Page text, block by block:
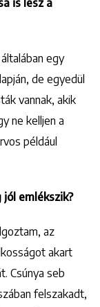
is lesz a
egy
de egyedül
vannak, akik
ne kelljen a
például
emlékszik?
az
akart
Csúnya seb
felszakadt,